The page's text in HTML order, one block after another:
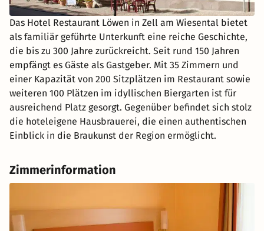
Das Hotel Restaurant Löwen in Zell am Wiesental bietet
als familiär geführte Unterkunft eine reiche Geschichte,
die bis zu 300 Jahre zurückreicht. Seit rund 150 Jahren
empfängt es Gäste als Gastgeber. Mit 35 Zimmern und
einer Kapazität von 200 Sitzplätzen im Restaurant sowie
weiteren 100 Plätzen im idyllischen Biergarten ist für
ausreichend Platz gesorgt. Gegenüber befindet sich stolz
die hoteleigene Hausbrauerei, die einen authentischen
Einblick in die Braukunst der Region ermöglicht.
Zimmerinformation